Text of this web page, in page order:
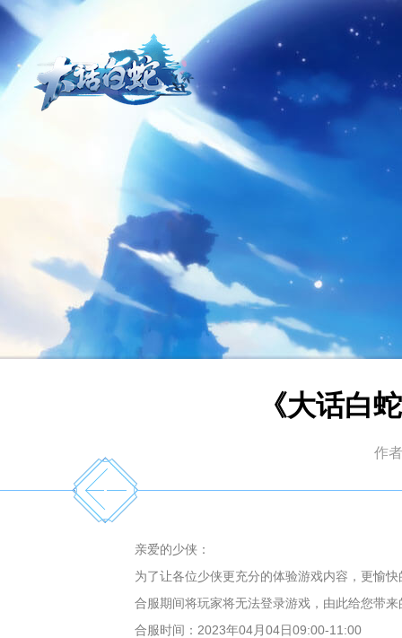
《大话白
作
亲爱的少侠：
为了让各位少侠更充分的体验游戏内容，更愉
合服期间将玩家将无法登录游戏，由此给您带
合服时间：2023年04月04日09:00-11:00